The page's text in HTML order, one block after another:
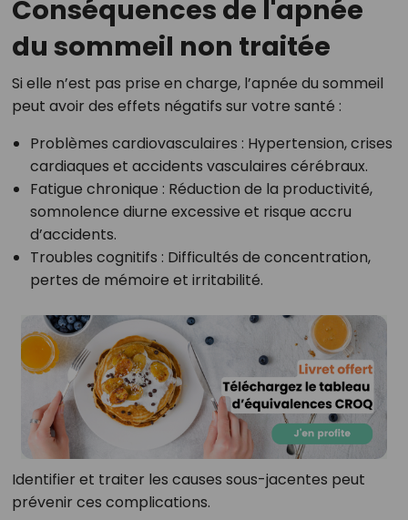
Conséquences de l'apnée
du sommeil non traitée
Si elle n’est pas prise en charge, l’apnée du sommeil
peut avoir des effets négatifs sur votre santé :
Problèmes cardiovasculaires : Hypertension, crises
cardiaques et accidents vasculaires cérébraux.
Fatigue chronique : Réduction de la productivité,
somnolence diurne excessive et risque accru
d’accidents.
Troubles cognitifs : Difficultés de concentration,
pertes de mémoire et irritabilité.
Identifier et traiter les causes sous-jacentes peut
prévenir ces complications.